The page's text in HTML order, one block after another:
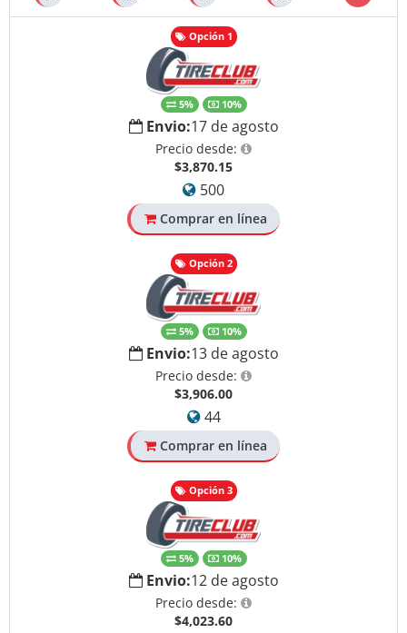
Opción 1
5% 10%
Envio:17 de agosto
Precio desde:
$3,870.15
500
Comprar en línea
Opción 2
5% 10%
Envio:13 de agosto
Precio desde:
$3,906.00
44
Comprar en línea
Opción 3
5% 10%
Envio:12 de agosto
Precio desde:
$4,023.60